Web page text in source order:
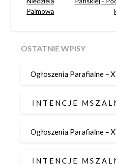
Palmowa
OSTATNIE WPISY
Ogłoszenia Parafialne –
I N T E N C J E M S Z A
Ogłoszenia Parafialne –
I N T E N C J E M S Z A L